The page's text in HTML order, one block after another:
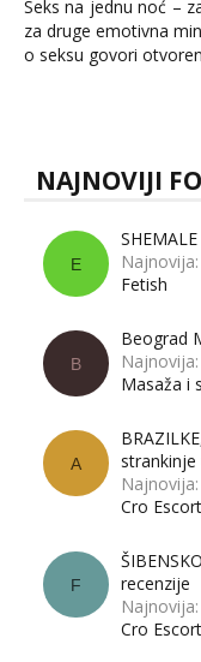
Seks na jednu noć –
za druge emotivna
o seksu govori
dalje izaziva burne
NAJNOVIJI
E
Fetish
B
Beograd
Masaža i
A
strankinje
Cro
F
recenzije
Cro